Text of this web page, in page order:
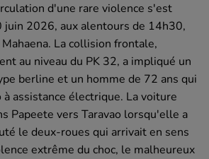
d'une rare violence s'est
juin 2026, aux alentours de 14h30,
La collision frontale,
au niveau du PK 32, a impliqué un
berline et un homme de 72 ans qui
assistance électrique. La voiture
Papeete vers Taravao lorsqu'elle a
le deux-roues qui arrivait en sens
extrême du choc, le malheureux